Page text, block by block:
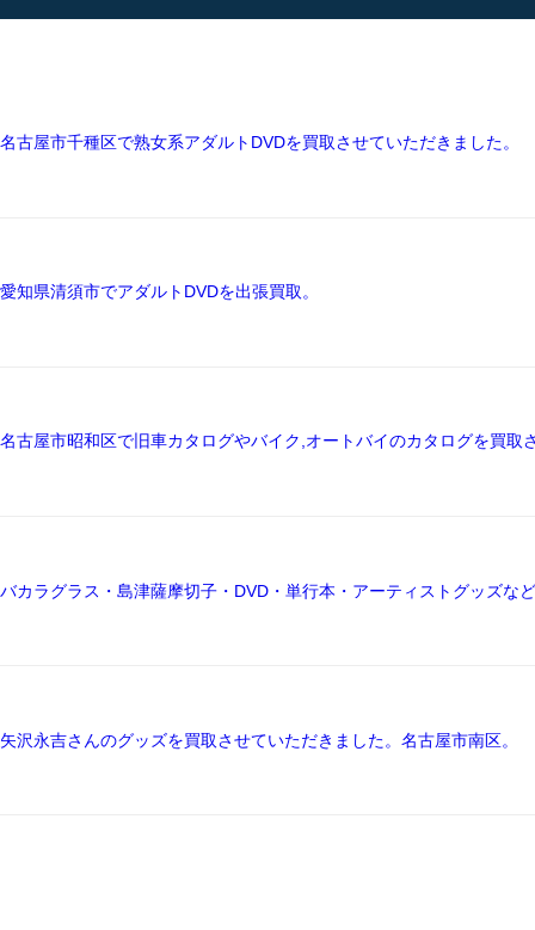
名古屋市千種区で熟女系アダルトDVDを買取させていただきました。
愛知県清須市でアダルトDVDを出張買取。
名古屋市昭和区で旧車カタログやバイク,オートバイのカタログを買取
バカラグラス・島津薩摩切子・DVD・単行本・アーティストグッズな
矢沢永吉さんのグッズを買取させていただきました。名古屋市南区。